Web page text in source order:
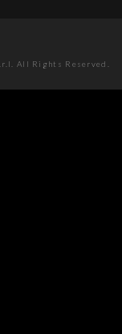
All Rights Reserved.